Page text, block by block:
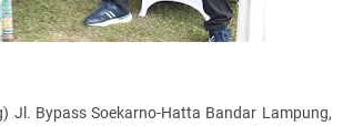
Jl. Bypass Soekarno-Hatta Bandar Lampung,